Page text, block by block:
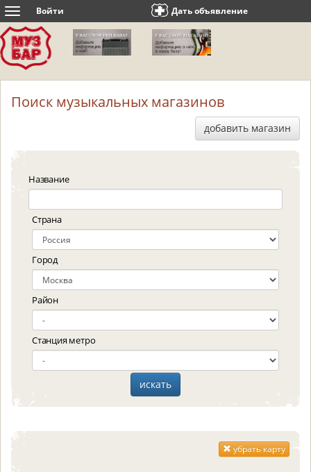
Toggle
navigation
Войти Дать объявление
Поиск музыкальных магазинов
добавить магазин
Название
Страна
Город
Район
Станция метро
убрать карту